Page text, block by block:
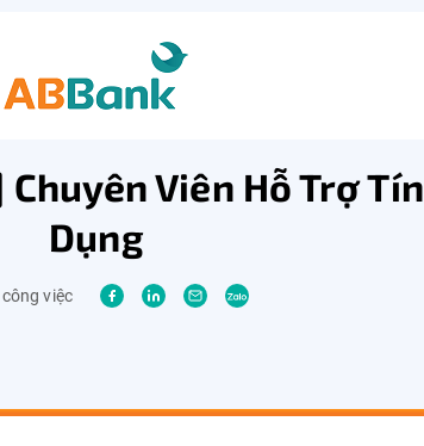
Viên Hỗ Trợ Tín
Dụng
việc